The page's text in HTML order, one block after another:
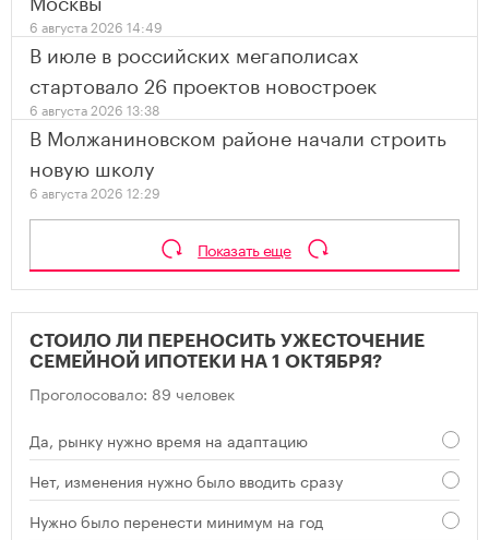
6 августа 2026 14:49
В июле в российских мегаполисах
стартовало 26 проектов новостроек
6 августа 2026 13:38
В Молжаниновском районе начали строить
новую школу
6 августа 2026 12:29
Показать еще
СТОИЛО ЛИ ПЕРЕНОСИТЬ УЖЕСТОЧЕНИЕ
СЕМЕЙНОЙ ИПОТЕКИ НА 1 ОКТЯБРЯ?
Проголосовало: 89 человек
Да, рынку нужно время на адаптацию
Нет, изменения нужно было вводить сразу
Нужно было перенести минимум на год